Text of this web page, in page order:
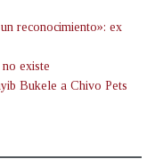
reconocimiento»: ex
existe
Bukele a Chivo Pets